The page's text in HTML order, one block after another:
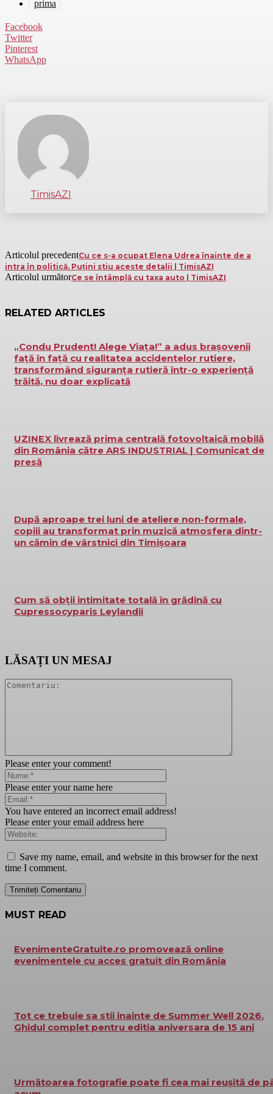
prima
Facebook
Twitter
Pinterest
WhatsApp
TimisAZI
Articolul precedentCu ce s-a ocupat Elena Udrea înainte de a
intra în politică. Puțini stiu aceste detalii | TimisAZI
Articolul următorCe se întâmplă cu taxa auto | TimisAZI
RELATED ARTICLES
„Condu Prudent! Alege Viața!” a adus brașovenii
față în față cu realitatea accidentelor rutiere,
transformând siguranța rutieră într-o experiență
trăită, nu doar explicată
UZINEX livrează prima centrală fotovoltaică mobilă
din România către ARS INDUSTRIAL | Comunicat de
presă
După aproape trei luni de ateliere non-formale,
copiii au transformat prin muzică atmosfera dintr-
un cămin de vârstnici din Timișoara
Cum să obții intimitate totală în grădină cu
Cupressocyparis Leylandii
LĂSAȚI UN MESAJ
Please enter your comment!
Please enter your name here
You have entered an incorrect email address!
Please enter your email address here
Save my name, email, and website in this browser for the next
time I comment.
MUST READ
EvenimenteGratuite.ro promovează online
evenimentele cu acces gratuit din România
Tot ce trebuie sa stii inainte de Summer Well 2026.
Ghidul complet pentru editia aniversara de 15 ani
Următoarea fotografie poate fi cea mai reușită de